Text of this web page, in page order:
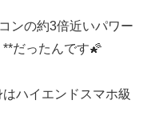
ンの約3倍近いパワー
だったんです🌠
ハイエンドスマホ級